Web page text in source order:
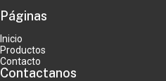
Páginas
Inicio
Productos
Contacto
Contactanos